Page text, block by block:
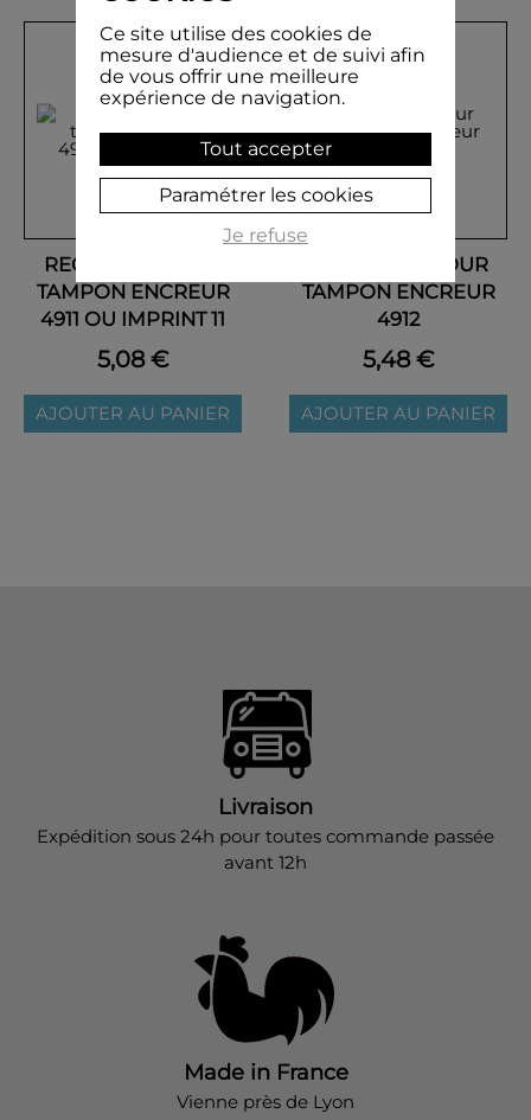
RECHARGE POUR
TAMPON ENCREUR
4911 OU IMPRINT 11
5,08 €
AJOUTER AU PANIER
RECHARGE POUR
TAMPON ENCREUR
4912
5,48 €
AJOUTER AU PANIER
Livraison
Expédition sous 24h pour toutes commande passée
avant 12h
Made in France
Vienne près de Lyon
Ce site utilise des cookies de
mesure d'audience et de suivi afin
de vous offrir une meilleure
expérience de navigation.
Tout accepter
Paramétrer les cookies
Je refuse